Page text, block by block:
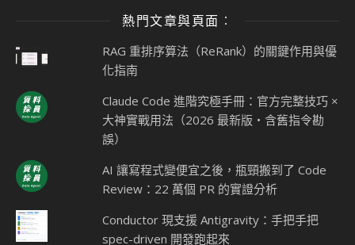
熱門文章與頁面︰
RAG 重排序算法（ReRank）的關鍵作用與優
化指南
Claude Code 進階究極手冊：官方完整技巧 ×
大神實戰用法（2026 最新版・含舊指令勘
誤）
AI 讓寫程式變便宜之後，瓶頸搬到了 Code
Review：22 萬個 PR 的實證分析
Conductor 現支援 Antigravity：手把手把
spec-driven 開發跑起來